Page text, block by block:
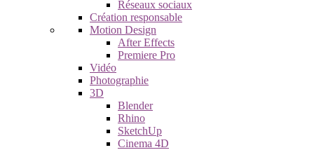
Réseaux sociaux
Création responsable
Motion Design
After Effects
Premiere Pro
Vidéo
Photographie
3D
Blender
Rhino
SketchUp
Cinema 4D